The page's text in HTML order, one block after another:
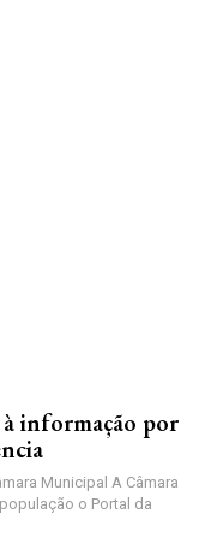
à informação por
Municipal A Câmara
o Portal da